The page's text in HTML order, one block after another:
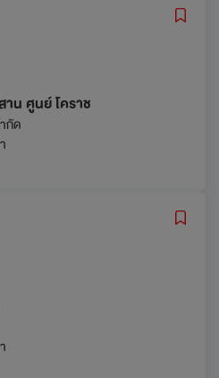
คอีสาน ศูนย์ โคราช
กัด